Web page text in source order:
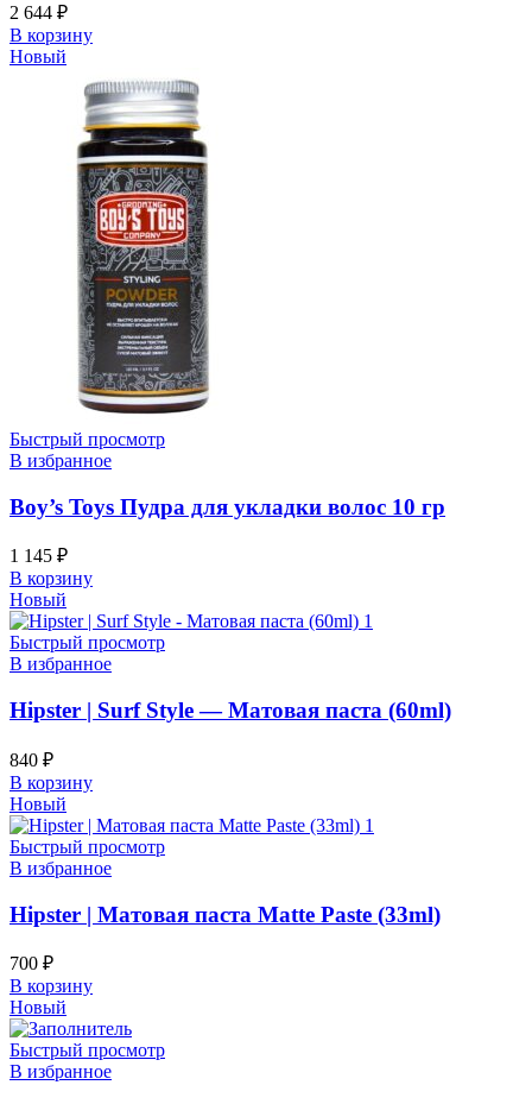
2 644 ₽
В корзину
Новый
Быстрый просмотр
В избранное
Boy’s Toys Пудра для укладки волос 10 гр
1 145 ₽
В корзину
Новый
Быстрый просмотр
В избранное
Hipster | Surf Style — Матовая паста (60ml)
840 ₽
В корзину
Новый
Быстрый просмотр
В избранное
Hipster | Матовая паста Matte Paste (33ml)
700 ₽
В корзину
Новый
Быстрый просмотр
В избранное